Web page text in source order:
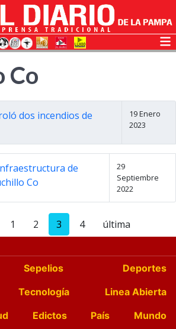
Co
dos incendios de
19 Enero
2023
de
Co
29
Septiembre
2022
1 2 3 4 última
Sepelios
Deportes
Tecnología
Linea Abierta
Edictos País
Mundo